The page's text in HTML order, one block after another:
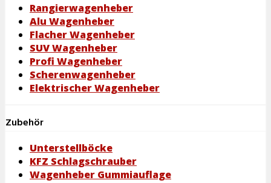
Rangierwagenheber
Alu Wagenheber
Flacher Wagenheber
SUV Wagenheber
Profi Wagenheber
Scherenwagenheber
Elektrischer Wagenheber
Zubehör
Unterstellböcke
KFZ Schlagschrauber
Wagenheber Gummiauflage